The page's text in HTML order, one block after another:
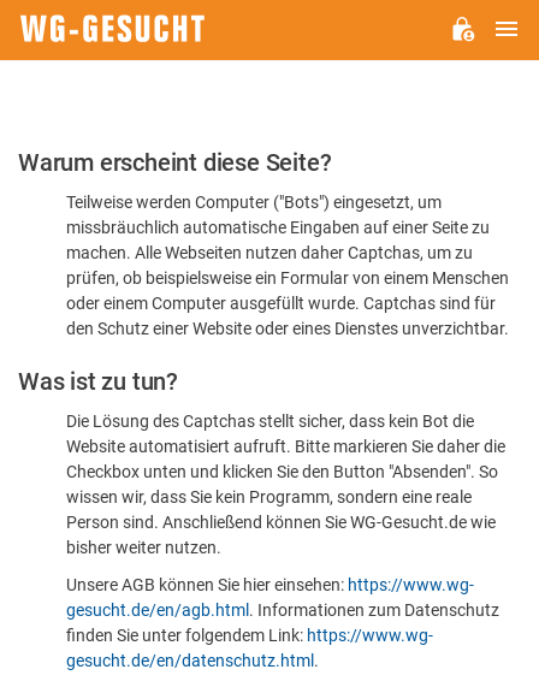
Bitte
dass
sind
Warum erscheint diese Seite?
Teilweise werden Computer ("Bots") eingesetzt, um
missbräuchlich automatische Eingaben auf einer Seite zu
machen. Alle Webseiten nutzen daher Captchas, um zu
prüfen, ob beispielsweise ein Formular von einem Menschen
oder einem Computer ausgefüllt wurde. Captchas sind für
den Schutz einer Website oder eines Dienstes unverzichtbar.
Was ist zu tun?
Die Lösung des Captchas stellt sicher, dass kein Bot die
Website automatisiert aufruft. Bitte markieren Sie daher die
Checkbox unten und klicken Sie den Button "Absenden". So
wissen wir, dass Sie kein Programm, sondern eine reale
Person sind. Anschließend können Sie WG-Gesucht.de wie
bisher weiter nutzen.
Unsere AGB können Sie hier einsehen: https://www.wg-
gesucht.de/en/agb.html . Informationen zum Datenschutz
finden Sie unter folgendem Link: https://www.wg-
gesucht.de/en/datenschutz.html .